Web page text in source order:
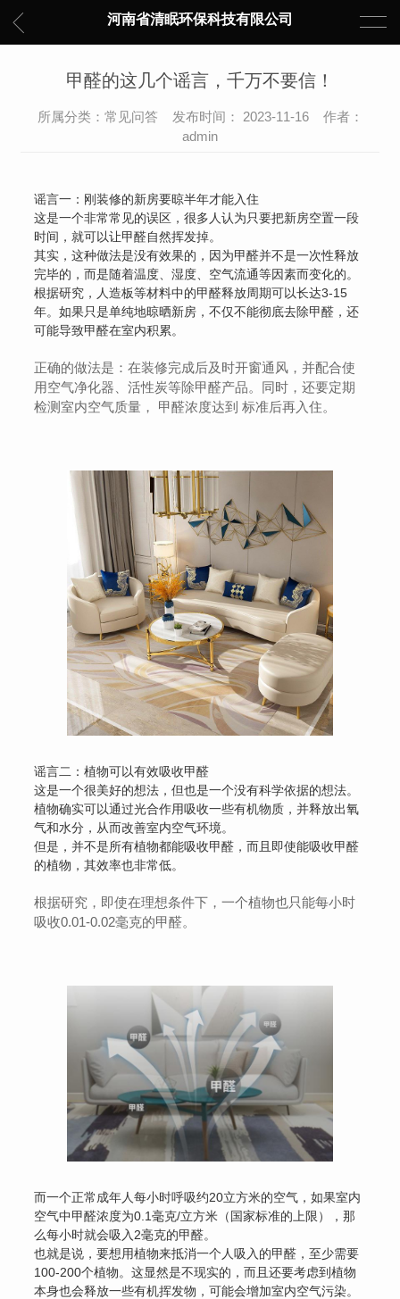
河南省清眠环保科技有限公司
甲醛的这几个谣言，千万不要信！
所属分类：常见问答 发布时间： 2023-11-16 作者：
admin
谣言一：刚装修的新房要晾半年才能入住
这是一个非常常见的误区，很多人认为只要把新房空置一段
时间，就可以让甲醛自然挥发掉。
其实，这种做法是没有效果的，因为甲醛并不是一次性释放
完毕的，而是随着温度、湿度、空气流通等因素而变化的。
根据研究，人造板等材料中的甲醛释放周期可以长达3-15
年。如果只是单纯地晾晒新房，不仅不能彻底去除甲醛，还
可能导致甲醛在室内积累。
正确的做法是：在装修完成后及时开窗通风，并配合使
用空气净化器、活性炭等除甲醛产品。同时，还要定期
检测室内空气质量， 甲醛浓度达到 标准后再入住。
谣言二：植物可以有效吸收甲醛
这是一个很美好的想法，但也是一个没有科学依据的想法。
植物确实可以通过光合作用吸收一些有机物质，并释放出氧
气和水分，从而改善室内空气环境。
但是，并不是所有植物都能吸收甲醛，而且即使能吸收甲醛
的植物，其效率也非常低。
根据研究，即使在理想条件下，一个植物也只能每小时
吸收0.01-0.02毫克的甲醛。
而一个正常成年人每小时呼吸约20立方米的空气，如果室内
空气中甲醛浓度为0.1毫克/立方米（国家标准的上限），那
么每小时就会吸入2毫克的甲醛。
也就是说，要想用植物来抵消一个人吸入的甲醛，至少需要
100-200个植物。这显然是不现实的，而且还要考虑到植物
本身也会释放一些有机挥发物，可能会增加室内空气污染。